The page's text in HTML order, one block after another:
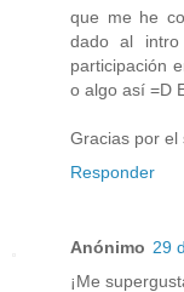
que me he
dado al
participación
o algo así =D
Gracias por el
Responder
Anónimo 29
¡Me